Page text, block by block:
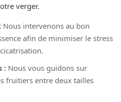
verger.
Nous intervenons au bon
afin de minimiser le stress
: Nous vous guidons sur
fruitiers entre deux tailles